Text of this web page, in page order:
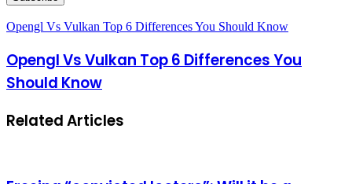
Opengl Vs Vulkan Top 6 Differences You Should Know
Opengl Vs Vulkan Top 6 Differences You
Should Know
Related Articles